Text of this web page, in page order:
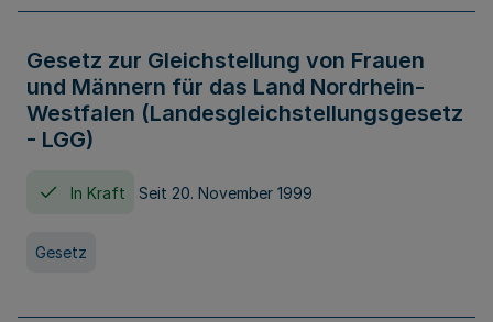
Gesetz zur Gleichstellung von Frauen
und Männern für das Land Nordrhein-
Westfalen (Landesgleichstellungsgesetz
- LGG)
In Kraft Seit 20. November 1999
Gesetz